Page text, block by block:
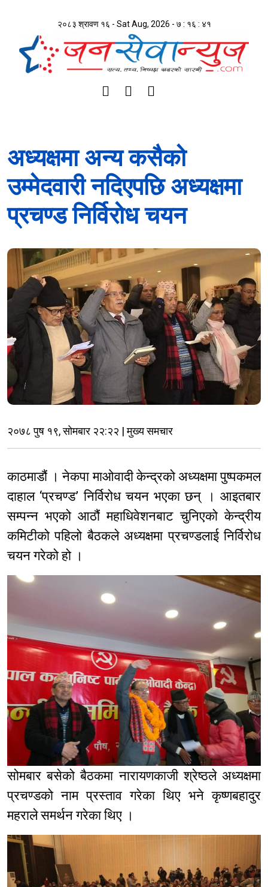
२०८३ श्रावण १६ - Sat Aug, 2026 - ७ : १६ : ४२
अध्यक्षमा अन्य कसैको
उम्मेदवारी नदिएपछि अध्यक्षमा
प्रचण्ड निर्विरोध चयन
२०७८ पुष १९, सोमबार २२:२२ | मुख्य समचार
काठमाडौं । नेकपा माओवादी केन्द्रको अध्यक्षमा पुष्पकमल
दाहाल ‘प्रचण्ड’ निर्विरोध चयन भएका छन् । आइतबार
सम्पन्न भएको आठौं महाधिवेशनबाट चुनिएको केन्द्रीय
कमिटीको पहिलो बैठकले अध्यक्षमा प्रचण्डलाई निर्विरोध
चयन गरेको हो ।
सोमबार बसेको बैठकमा नारायणकाजी श्रेष्ठले अध्यक्षमा
प्रचण्डको नाम प्रस्ताव गरेका थिए भने कृष्णबहादुर
महराले समर्थन गरेका थिए ।